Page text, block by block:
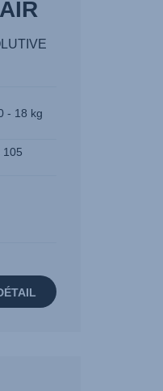
- 18 kg
105